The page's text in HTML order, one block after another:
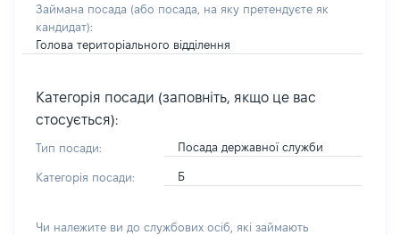
Займана посада (або посада, на яку претендуєте як
кандидат):
Голова територіального відділення
Категорія посади (заповніть, якщо це вас
стосується):
Тип посади: Посада державної служби
Категорія посади: Б
Чи належите ви до службових осіб, які займають